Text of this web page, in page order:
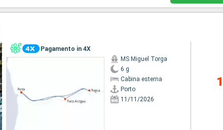
Pagamento in 4X
MS Miguel Torga
6 g
Cabina esterna
Porto
11/11/2026